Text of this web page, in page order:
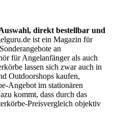
direkt bestellbar und
ist ein Magazin für
an
für Angelanfänger als auch
lassen sich zwar auch in
Outdoorshops kaufen,
Angebot im stationären
kommt, dass durch das
Preisvergleich objektiv